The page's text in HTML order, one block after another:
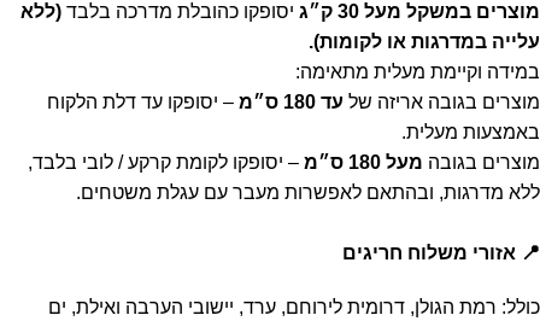
מוצרים במשקל מעל 30 ק״ג יסופקו כהובלת מדרכה בלבד (ללא
עלייה במדרגות או לקומות).
במידה וקיימת מעלית מתאימה:
מוצרים בגובה אריזה של עד 180 ס״מ
– יסופקו עד דלת הלקוח
באמצעות מעלית.
מוצרים בגובה מעל 180 ס״מ
– יסופקו לקומת קרקע / לובי בלבד,
ללא מדרגות, ובהתאם לאפשרות מעבר עם עגלת משטחים.
📍 אזורי משלוח חריגים
כולל: רמת הגולן, דרומית לירוחם, ערד, יישובי הערבה ואילת, ים